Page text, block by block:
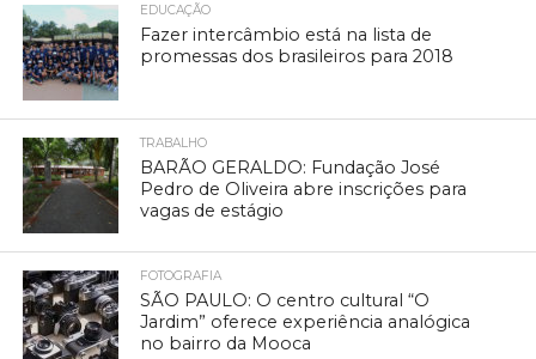
EDUCAÇÃO
Fazer intercâmbio está na lista de
promessas dos brasileiros para 2018
TRABALHO
BARÃO GERALDO: Fundação José
Pedro de Oliveira abre inscrições para
vagas de estágio
FOTOGRAFIA
SÃO PAULO: O centro cultural “O
Jardim” oferece experiência analógica
no bairro da Mooca